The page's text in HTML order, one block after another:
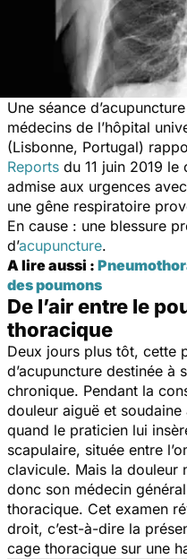
Une séance
médecins de l’hôpital
(Lisbonne, Portugal)
Reports du 11 juin 2019 le
admise aux urgences
une gêne respiratoire
En cause : une blessure
d’acupuncture.
A lire aussi :
des poumons
De l’air entre le
thoracique
Deux jours plus tôt, cette
d’acupuncture destinée à
chronique. Pendant la
douleur aiguë et soudaine
quand le praticien lui
scapulaire, située entre
clavicule. Mais la douleur
donc son médecin
thoracique. Cet examen
droit, c’est-à-dire la
cage thoracique sur une